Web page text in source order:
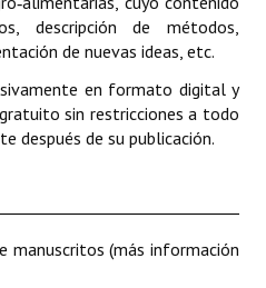
descripción de métodos,
de nuevas ideas, etc.
en formato digital y
sin restricciones a todo
después de su publicación.
manuscritos (más información